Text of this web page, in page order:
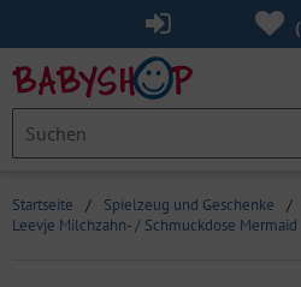
(
Startseite / Spielzeug und Geschenke
/
Leevje Milchzahn- / Schmuckdose Mermaid